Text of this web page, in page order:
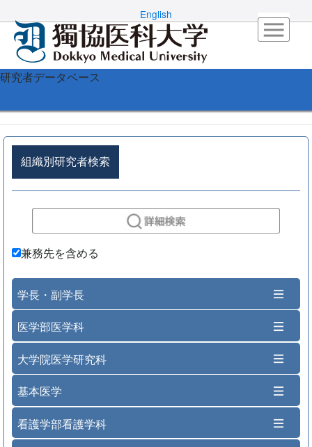
English
研究者データベース
組織別研究者検索
兼務先を含める
学長・副学長
医学部医学科
大学院医学研究科
基本医学
看護学部看護学科